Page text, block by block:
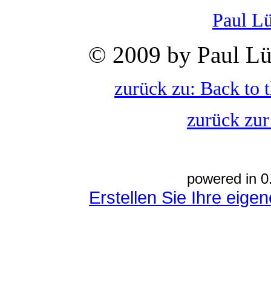
Paul
© 2009 by Paul
zurück zu: Back to
zurück
powered in
Erstellen Sie Ihre